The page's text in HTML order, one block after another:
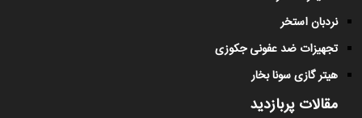
نردبان استخر
تجهیزات ضد عفونی جکوزی
هیتر گازی سونا بخار
مقالات پربازدید